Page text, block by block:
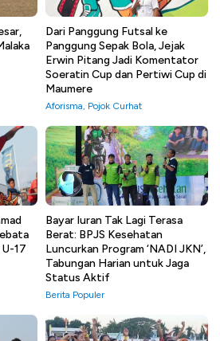
Dari Panggung Futsal ke
Panggung Sepak Bola, Jejak
Erwin Pitang Jadi Komentator
Soeratin Cup dan Pertiwi Cup di
Maumere
Aforisma, Pojok Curhat
17
Bayar Iuran Tak Lagi Terasa
Berat: BPJS Kesehatan
Luncurkan Program ‘NADI JKN’,
Tabungan Harian untuk Jaga
Status Aktif
Berita Populer